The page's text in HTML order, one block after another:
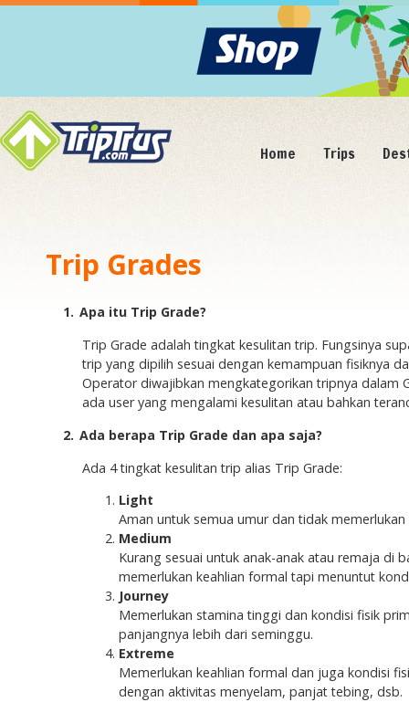
Home Trips
Trip Grades
1. Apa itu Trip Grade?
Trip Grade adalah tingkat kesulitan trip. Fungsinya
trip yang dipilih sesuai dengan kemampuan fisiknya
Operator diwajibkan mengkategorikan tripnya dalam
ada user yang mengalami kesulitan atau bahkan
2. Ada berapa Trip Grade dan apa saja?
Ada 4 tingkat kesulitan trip alias Trip Grade:
Light
Aman untuk semua umur dan tidak memerlukan
Medium
Kurang sesuai untuk anak-anak atau remaja di
memerlukan keahlian formal tapi menuntut
Journey
Memerlukan stamina tinggi dan kondisi fisik
panjangnya lebih dari seminggu.
Extreme
Memerlukan keahlian formal dan juga kondisi
dengan aktivitas menyelam, panjat tebing, dsb.